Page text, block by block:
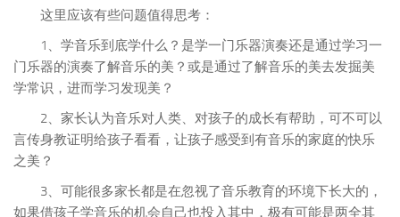
这里应该有些问题值得思考：
1、学音乐到底学什么？是学一门乐器演奏还是通过学习一
门乐器的演奏了解音乐的美？或是通过了解音乐的美去发掘美
学常识，进而学习发现美？
2、家长认为音乐对人类、对孩子的成长有帮助，可不可以
言传身教证明给孩子看看，让孩子感受到有音乐的家庭的快乐
之美？
3、可能很多家长都是在忽视了音乐教育的环境下长大的，
如果借孩子学音乐的机会自己也投入其中，极有可能是两全其